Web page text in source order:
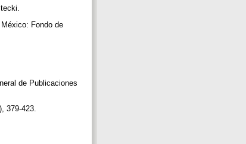
Fondo de
de Publicaciones
379-423.